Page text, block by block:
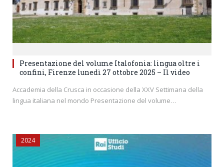
Presentazione del volume Italofonia: lingua oltre i
confini, Firenze lunedì 27 ottobre 2025 – Il video
Accademia della Crusca in occasione della XXV Settimana della
lingua italiana nel mondo Presentazione del volume…
2024